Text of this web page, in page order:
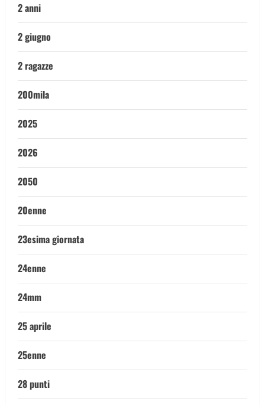
2 anni
2 giugno
2 ragazze
200mila
2025
2026
2050
20enne
23esima giornata
24enne
24mm
25 aprile
25enne
28 punti